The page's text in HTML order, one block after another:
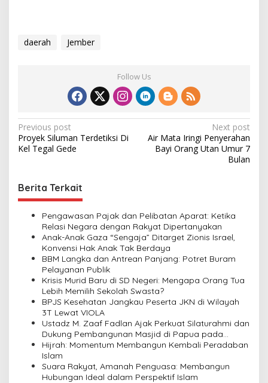
daerah Jember
Follow Us
P
o
t
n
Previous post
Proyek Siluman Terdetiksi Di
Kel Tegal Gede
Next post
Air Mata Iringi Penyerahan
Bayi Orang Utan Umur 7
Bulan
Berita Terkait
Pengawasan Pajak dan Pelibatan Aparat: Ketika
Relasi Negara dengan Rakyat Dipertanyakan
Anak-Anak Gaza “Sengaja” Ditarget Zionis Israel,
Konvensi Hak Anak Tak Berdaya
BBM Langka dan Antrean Panjang: Potret Buram
Pelayanan Publik
Krisis Murid Baru di SD Negeri: Mengapa Orang Tua
Lebih Memilih Sekolah Swasta?
BPJS Kesehatan Jangkau Peserta JKN di Wilayah
3T Lewat VIOLA
Ustadz M. Zaaf Fadlan Ajak Perkuat Silaturahmi dan
Dukung Pembangunan Masjid di Papua pada
Pengajian Yayasan Alimbas Insan Cita
Hijrah: Momentum Membangun Kembali Peradaban
Islam
Suara Rakyat, Amanah Penguasa: Membangun
Hubungan Ideal dalam Perspektif Islam